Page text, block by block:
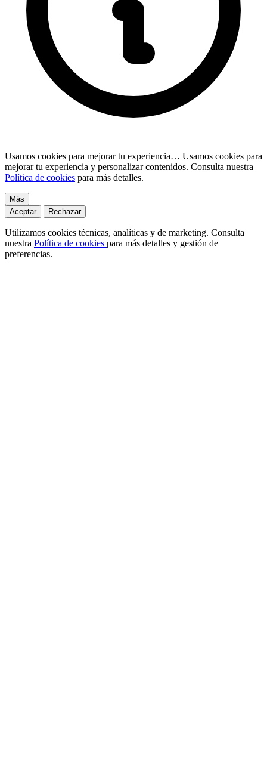
Usamos cookies para mejorar tu experiencia… Usamos cookies para
mejorar tu experiencia y personalizar contenidos. Consulta nuestra
Política de cookies para más detalles.
Más
Aceptar
Rechazar
Utilizamos cookies técnicas, analíticas y de marketing. Consulta
nuestra Política de cookies para más detalles y gestión de
preferencias.